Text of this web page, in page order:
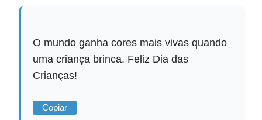
O mundo ganha cores mais vivas quando
uma criança brinca. Feliz Dia das
Crianças!
Copiar